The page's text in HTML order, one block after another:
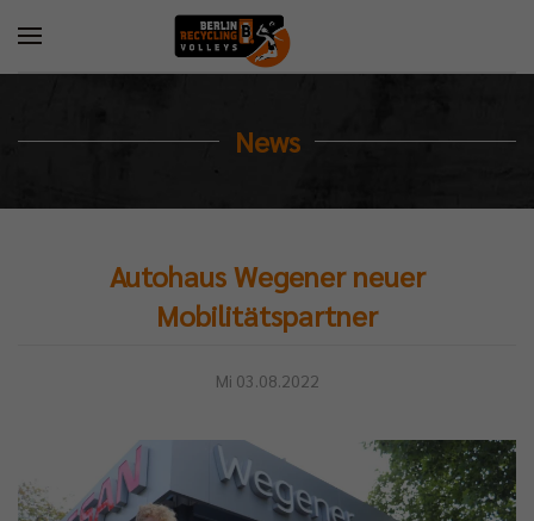
News
Autohaus Wegener neuer
Mobilitätspartner
Mi 03.08.2022